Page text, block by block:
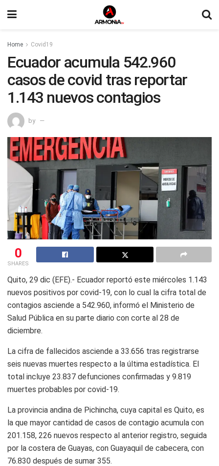
Home Covid19
Ecuador acumula 542.960
casos de covid tras reportar
1.143 nuevos contagios
by
0
SHARES
Quito, 29 dic (EFE).- Ecuador reportó este miércoles 1.143
nuevos positivos por covid-19, con lo cual la cifra total de
contagios asciende a 542.960, informó el Ministerio de
Salud Pública en su parte diario con corte al 28 de
diciembre.
La cifra de fallecidos asciende a 33.656 tras registrarse
seis nuevas muertes respecto a la última estadística. El
total incluye 23.837 defunciones confirmadas y 9.819
muertes probables por covid-19.
La provincia andina de Pichincha, cuya capital es Quito, es
la que mayor cantidad de casos de contagio acumula con
201.158, 226 nuevos respecto al anterior registro, seguida
por la costera de Guayas, con Guayaquil de cabecera, con
76.830 después de sumar 355.